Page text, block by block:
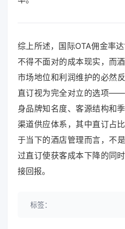
综上所述，国际OTA佣金率
不得不面对的成本现实，而
市场地位和利润维护的必然
直订视为完全对立的选项
身品牌知名度、客源结构和
渠道供应体系，其中直订占
于当下的酒店管理而言，不
过直订使获客成本下降的同
接回报。
标签：